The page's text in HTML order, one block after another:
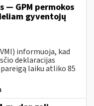
— GPM permokos
gyventojų
informuoja, kad
deklaracijas
laiku atliko 85